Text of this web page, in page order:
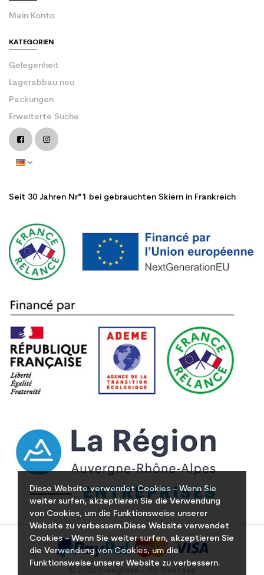
Diese Website verwendet Cookies – Wenn Sie
weiter surfen, akzeptieren Sie die Verwendung
von Cookies, um die Funktionsweise unserer
Website zu verbessern.Diese Website verwendet
Cookies – Wenn Sie weiter surfen, akzeptieren Sie
die Verwendung von Cookies, um die
Funktionsweise unserer Website zu verbessern.
Mein Konto
KATEGORIEN
Gelegenheit
Lagerabbau neu
Packungen
Erweiterte Suche
Seit 30 Jahren Nr°1 bei gebrauchten Skiern in Frankreich